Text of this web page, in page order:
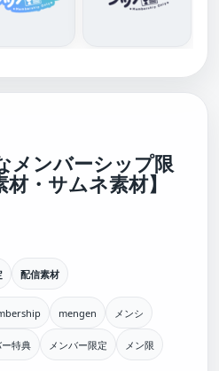
メンバーシップ限
・サムネ素材】
配信素材
mengen メンシ
ー特典 メンバー限定 メン限